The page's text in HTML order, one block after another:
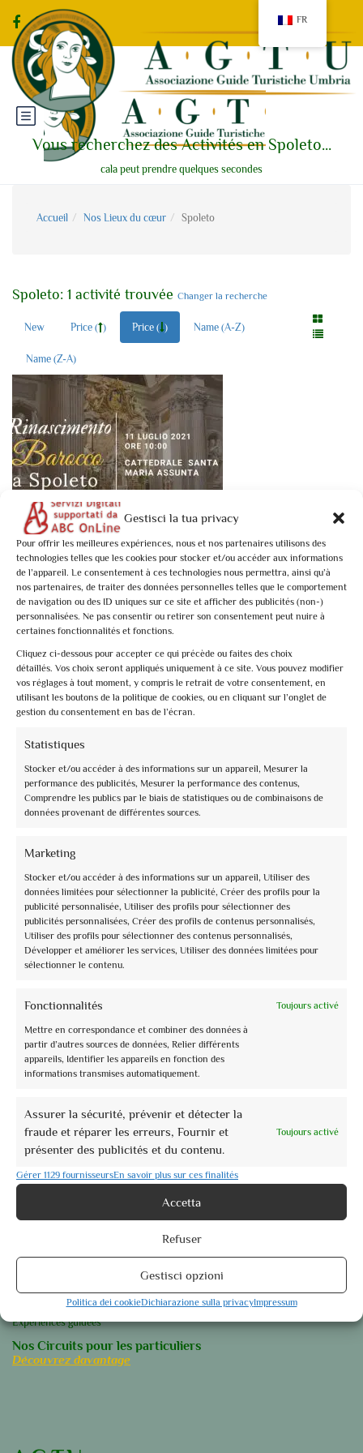
Gestisci la tua privacy
Pour offrir les meilleures expériences, nous et nos partenaires utilisons des
technologies telles que les cookies pour stocker et/ou accéder aux informations
de l’appareil. Le consentement à ces technologies nous permettra, ainsi qu’à
nos partenaires, de traiter des données personnelles telles que le comportement
de navigation ou des ID uniques sur ce site et afficher des publicités (non-)
personnalisées. Ne pas consentir ou retirer son consentement peut nuire à
certaines fonctionnalités et fonctions.
Cliquez ci-dessous pour accepter ce qui précède ou faites des choix
détaillés. Vos choix seront appliqués uniquement à ce site. Vous pouvez modifier
vos réglages à tout moment, y compris le retrait de votre consentement, en
utilisant les boutons de la politique de cookies, ou en cliquant sur l’onglet de
gestion du consentement en bas de l’écran.
Statistiques
Stocker et/ou accéder à des informations sur un appareil, Mesurer la
performance des publicités, Mesurer la performance des contenus,
Comprendre les publics par le biais de statistiques ou de combinaisons de
données provenant de différentes sources.
Marketing
Stocker et/ou accéder à des informations sur un appareil, Utiliser des
données limitées pour sélectionner la publicité, Créer des profils pour la
publicité personnalisée, Utiliser des profils pour sélectionner des
publicités personnalisées, Créer des profils de contenus personnalisés,
Utiliser des profils pour sélectionner des contenus personnalisés,
Développer et améliorer les services, Utiliser des données limitées pour
sélectionner le contenu.
Fonctionnalités Toujours activé
Mettre en correspondance et combiner des données à
partir d’autres sources de données, Relier différents
appareils, Identifier les appareils en fonction des
informations transmises automatiquement.
Assurer la sécurité, prévenir et détecter la
fraude et réparer les erreurs, Fournir et
présenter des publicités et du contenu.
Toujours activé
Gérer 1129 fournisseursEn savoir plus sur ces finalités
Accetta
Refuser
Gestisci opzioni
Politica dei cookieDichiarazione sulla privacyImpressum
Vous recherchez des Activités en Spoleto...
cala peut prendre quelques secondes
Accueil Nos Lieux du cœur Spoleto
Spoleto: 1 activité trouvée Changer la recherche
New Price ( ) Price ( ) Name (A-Z)
Name (Z-A)
Book now
Rinascimento Barocco a Spoleto
€10,00
Spoleto: 1 activité trouvée. Affichage 1 - 1
Ce n'est pas ce que vous recherchez ?Chercher à nouveau
info@assoguide.it
+39 075 815228
Recevez des mises à jour et plus encore
courant
Nos Lieux du cœur
Perugia
Foligno
Découvrez davantage
Nos Circuits pour les Groupes
Visites guidées
Expériences guidées
Nos Circuits pour les particuliers
Découvrez davantage
FR